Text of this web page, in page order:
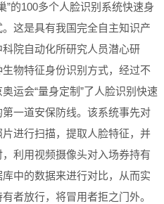
100多个人脸识别系统快速身
这是具有我国完全自主知识产
院自动化所研究人员潜心研
物特征身份识别方式，经过不
运会“量身定制”了人脸识别快速
一道安保防线。该系统事先对
进行扫描，提取人脸特征，并
利用视频摄像头对入场券持有
中的数据来进行对比，从而实
者放行，将冒用者拒之门外。